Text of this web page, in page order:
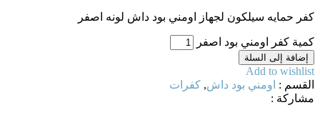
كفر حمايه سيلكون لجهاز اومني بود داش لونه اصفر
كمية كفر اومني بود اصفر
إضافة إلى السلة
Add to wishlist
القسم : اومني بود داش, كفرات
مشاركة :